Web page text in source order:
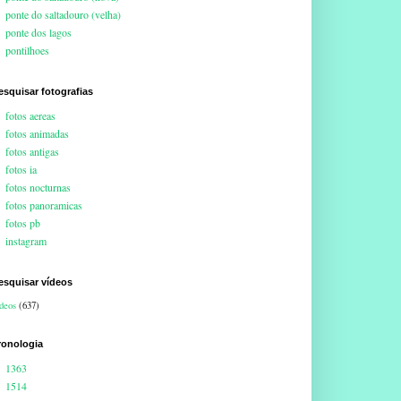
ponte do saltadouro (velha)
ponte dos lagos
pontilhoes
fotografias
fotos aereas
fotos animadas
fotos antigas
fotos ia
fotos nocturnas
fotos panoramicas
fotos pb
instagram
vídeos
(637)
1363
1514